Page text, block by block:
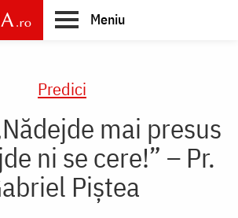
Meniu
Predici
mai presus
ni se cere!” – Pr.
Piștea